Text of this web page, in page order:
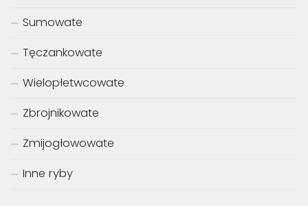
Sumowate
Tęczankowate
Wielopłetwcowate
Zbrojnikowate
Żmijogłowowate
Inne ryby